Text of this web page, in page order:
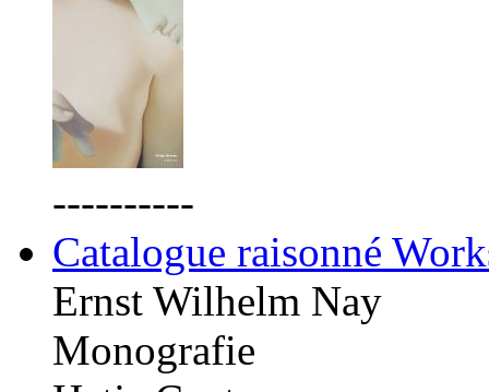
----------
Catalogue raisonné
Ernst Wilhelm Nay
Monografie